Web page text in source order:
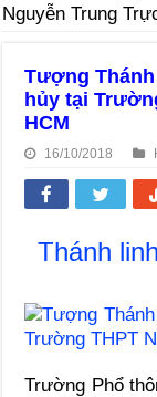
Nguyễn Trung
Tượng
hủy tại
HCM
16/10/2018
Thánh
Trường Phổ